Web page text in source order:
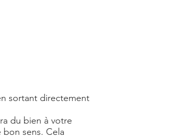
sortant directement
du bien à votre
sens. Cela